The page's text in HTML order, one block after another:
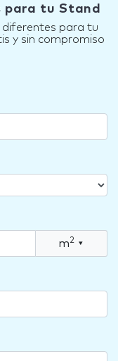
para tu Stand
diferentes para tu
y sin compromiso
m2 ▾